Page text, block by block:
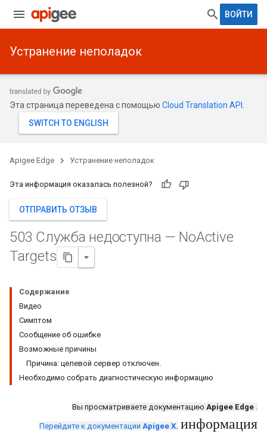
ВОЙТИ
Устранение неполадок
Эта страница переведена с помощью Cloud Translation API
Apigee Edge Устранение неполадок
Эта информация оказалась полезной?
ОТПРАВИТЬ ОТЗЫВ
503 Служба недоступна — NoActive
Targets
Содержание
Видео
Симптом
Сообщение об ошибке
Возможные причины
Причина: целевой сервер отключен.
Необходимо собрать диагностическую информацию
Вы просматриваете документацию Apigee Edge .
Перейдите к документации Apigee X. информация